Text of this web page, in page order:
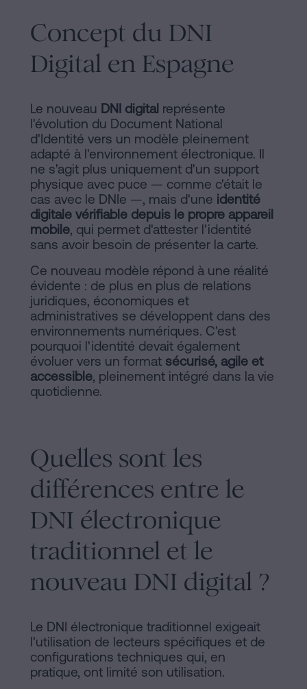
réseaux
sociaux
Concept du DNI
Digital en Espagne
Le nouveau DNI digital représente
l'évolution du Document National
d'Identité vers un modèle pleinement
adapté à l'environnement électronique. Il
ne s'agit plus uniquement d'un support
physique avec puce — comme c'était le
cas avec le DNIe —, mais d'une identité
digitale vérifiable depuis le propre appareil
mobile, qui permet d'attester l'identité
sans avoir besoin de présenter la carte.
Ce nouveau modèle répond à une réalité
évidente : de plus en plus de relations
juridiques, économiques et
administratives se développent dans des
environnements numériques. C'est
pourquoi l'identité devait également
évoluer vers un format sécurisé, agile et
accessible, pleinement intégré dans la vie
quotidienne.
Quelles sont les
différences entre le
DNI électronique
traditionnel et le
nouveau DNI digital ?
Le DNI électronique traditionnel exigeait
l'utilisation de lecteurs spécifiques et de
configurations techniques qui, en
pratique, ont limité son utilisation.